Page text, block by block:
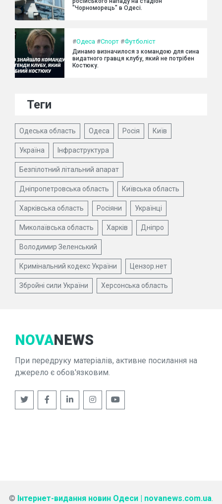
"Чорноморець" в Одесі.
#Одеса #Спорт #Футболіст
Динамо визначилося з командою для сина
видатного гравця клубу, який не потрібен
Костюку.
Теги
Одеська область Одеса Росія Київ
Україна Інфраструктура
Безпілотний літальний апарат
Дніпропетровська область Київська область
Харківська область Росіяни Українці
Миколаївська область Харків Дніпро
Володимир Зеленський
Кримінальний кодекс України Цензор.нет
Збройні сили України Херсонська область
NOVANEWS
При передруку матеріалів, активне посилання на
джерело є обов'язковим.
© Інтернет-видання новин Одеси | novanews.com.ua.